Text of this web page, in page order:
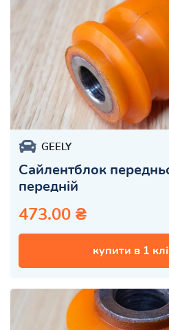
GEELY
Сайлентблок
передній
473.00 ₴
купити в 1